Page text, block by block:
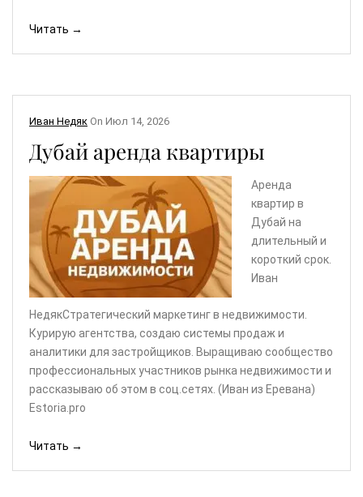
Читать →
Иван Недяк On Июл 14, 2026
Дубай аренда квартиры
Аренда
квартир в
Дубай на
длительный и
короткий срок.
Иван
НедякСтратегический маркетинг в недвижимости.
Курирую агентства, создаю системы продаж и
аналитики для застройщиков. Выращиваю сообщество
профессиональных участников рынка недвижимости и
рассказываю об этом в соц.сетях. (Иван из Еревана)
Estoria.pro
Читать →